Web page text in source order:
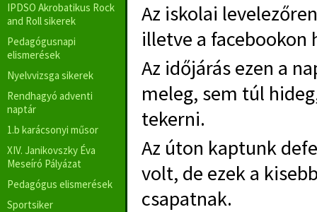
IPDSO Akrobatikus Rock
and Roll sikerek
Pedagógusnapi
elismerések
Nyelvvizsga sikerek
Rendhagyó adventi
naptár
1.b karácsonyi műsor
XIV. Janikovszky Éva
Meseíró Pályázat
Pedagógus elismerések
Sportsiker
Az iskolai
illetve a facebookon
Az időjárás ezen a
meleg, sem túl
tekerni.
Az úton kaptunk
volt, de ezek a
csapatnak.